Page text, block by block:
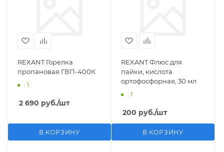
REXANT Горелка
пропановая ГВП-400К
: 1
2 690 руб./шт
В КОРЗИНУ
REXANT Флюс для
пайки, кислота
ортофосфорная, 30 мл
: 1
200 руб./шт
В КОРЗИНУ